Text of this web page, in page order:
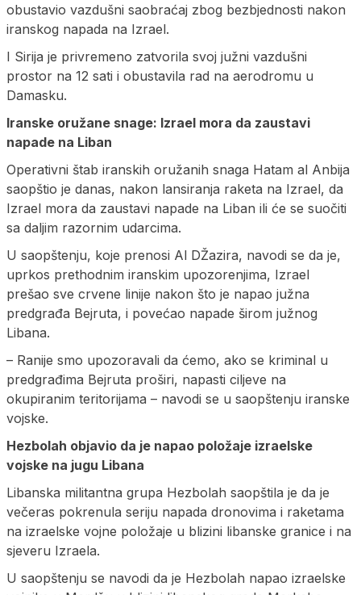
obustavio vazdušni saobraćaj zbog bezbjednosti nakon
iranskog napada na Izrael.
I Sirija je privremeno zatvorila svoj južni vazdušni
prostor na 12 sati i obustavila rad na aerodromu u
Damasku.
Iranske oružane snage: Izrael mora da zaustavi
napade na Liban
Operativni štab iranskih oružanih snaga Hatam al Anbija
saopštio je danas, nakon lansiranja raketa na Izrael, da
Izrael mora da zaustavi napade na Liban ili će se suočiti
sa daljim razornim udarcima.
U saopštenju, koje prenosi Al DŽazira, navodi se da je,
uprkos prethodnim iranskim upozorenjima, Izrael
prešao sve crvene linije nakon što je napao južna
predgrađa Bejruta, i povećao napade širom južnog
Libana.
– Ranije smo upozoravali da ćemo, ako se kriminal u
predgrađima Bejruta proširi, napasti ciljeve na
okupiranim teritorijama – navodi se u saopštenju iranske
vojske.
Hezbolah objavio da je napao položaje izraelske
vojske na jugu Libana
Libanska militantna grupa Hezbolah saopštila je da je
večeras pokrenula seriju napada dronovima i raketama
na izraelske vojne položaje u blizini libanske granice i na
sjeveru Izraela.
U saopštenju se navodi da je Hezbolah napao izraelske